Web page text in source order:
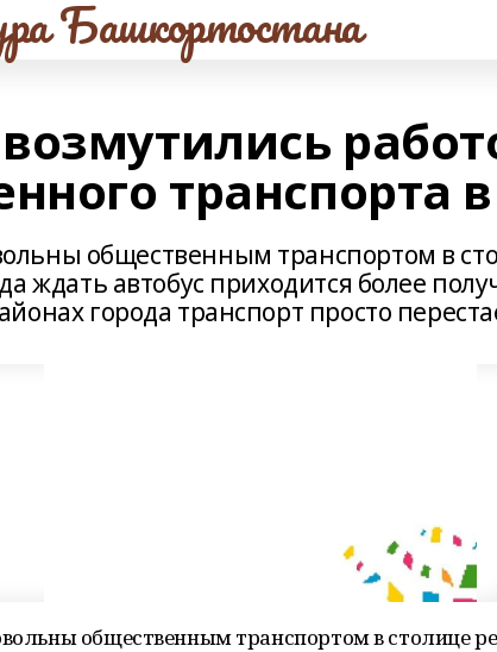
Башкортостана
транспорта
общественным транспортом в
ждать автобус приходится более
города транспорт просто
общественным транспортом в столице